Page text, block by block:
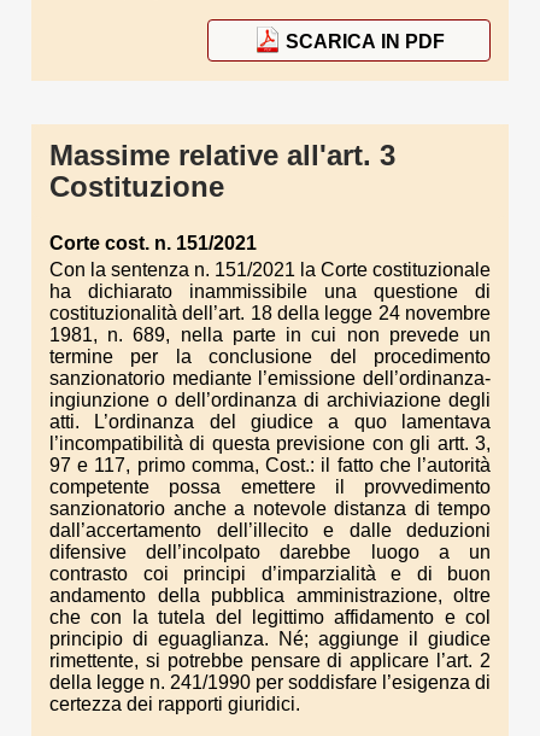
SCARICA IN PDF
Massime relative all'art. 3
Costituzione
Corte cost. n. 151/2021
Con la sentenza n. 151/2021 la Corte costituzionale
ha dichiarato inammissibile una questione di
costituzionalità dell’art. 18 della legge 24 novembre
1981, n. 689, nella parte in cui non prevede un
termine per la conclusione del procedimento
sanzionatorio mediante l’emissione dell’ordinanza-
ingiunzione o dell’ordinanza di archiviazione degli
atti. L’ordinanza del giudice a quo lamentava
l’incompatibilità di questa previsione con gli artt. 3,
97 e 117, primo comma, Cost.: il fatto che l’autorità
competente possa emettere il provvedimento
sanzionatorio anche a notevole distanza di tempo
dall’accertamento dell’illecito e dalle deduzioni
difensive dell’incolpato darebbe luogo a un
contrasto coi principi d’imparzialità e di buon
andamento della pubblica amministrazione, oltre
che con la tutela del legittimo affidamento e col
principio di eguaglianza. Né; aggiunge il giudice
rimettente, si potrebbe pensare di applicare l’art. 2
della legge n. 241/1990 per soddisfare l’esigenza di
certezza dei rapporti giuridici.